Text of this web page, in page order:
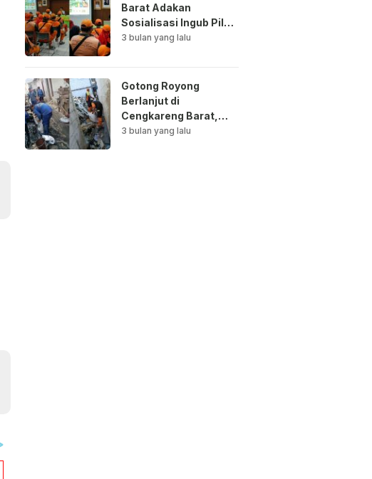
Barat Adakan
Sosialisasi Ingub Pilah
Sampah Kepada PPSU
3 bulan yang lalu
Gotong Royong
Berlanjut di
Cengkareng Barat,
Saluran Air
3 bulan yang lalu